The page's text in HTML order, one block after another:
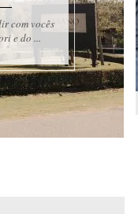
com vocês
e do ...